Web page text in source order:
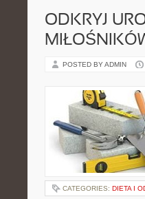
ODKRYJ
POSTED BY ADMIN
CATEGORIES: DIETA I